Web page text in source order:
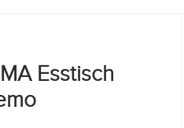
Esstisch